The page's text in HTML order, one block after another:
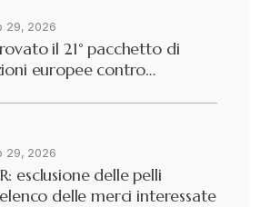
29, 2026
il 21° pacchetto di
europee contro…
29, 2026
esclusione delle pelli
delle merci interessate